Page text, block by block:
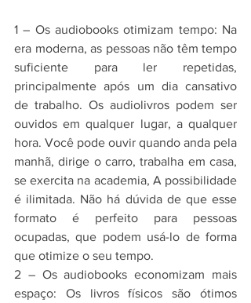
1 – Os audiobooks otimizam tempo: Na
era moderna, as pessoas não têm tempo
suficiente para ler repetidas,
principalmente após um dia cansativo
de trabalho. Os audiolivros podem ser
ouvidos em qualquer lugar, a qualquer
hora. Você pode ouvir quando anda pela
manhã, dirige o carro, trabalha em casa,
se exercita na academia, A possibilidade
é ilimitada. Não há dúvida de que esse
formato é perfeito para pessoas
ocupadas, que podem usá-lo de forma
que otimize o seu tempo.
2 – Os audiobooks economizam mais
espaço: Os livros físicos são ótimos